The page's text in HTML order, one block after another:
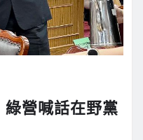
綠營喊話在野黨